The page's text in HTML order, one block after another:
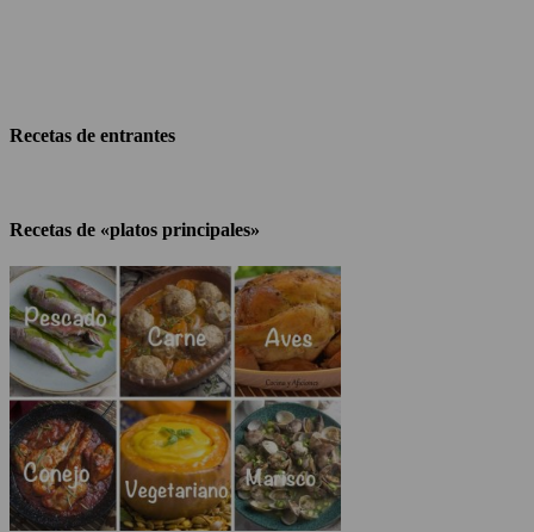
Recetas de entrantes
Recetas de «platos principales»